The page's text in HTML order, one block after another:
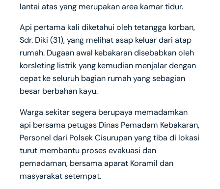
lantai atas yang merupakan area kamar tidur.
Api pertama kali diketahui oleh tetangga korban,
Sdr. Diki (31), yang melihat asap keluar dari atap
rumah. Dugaan awal kebakaran disebabkan oleh
korsleting listrik yang kemudian menjalar dengan
cepat ke seluruh bagian rumah yang sebagian
besar berbahan kayu.
Warga sekitar segera berupaya memadamkan
api bersama petugas Dinas Pemadam Kebakaran,
Personel dari Polsek Cisurupan yang tiba di lokasi
turut membantu proses evakuasi dan
pemadaman, bersama aparat Koramil dan
masyarakat setempat.